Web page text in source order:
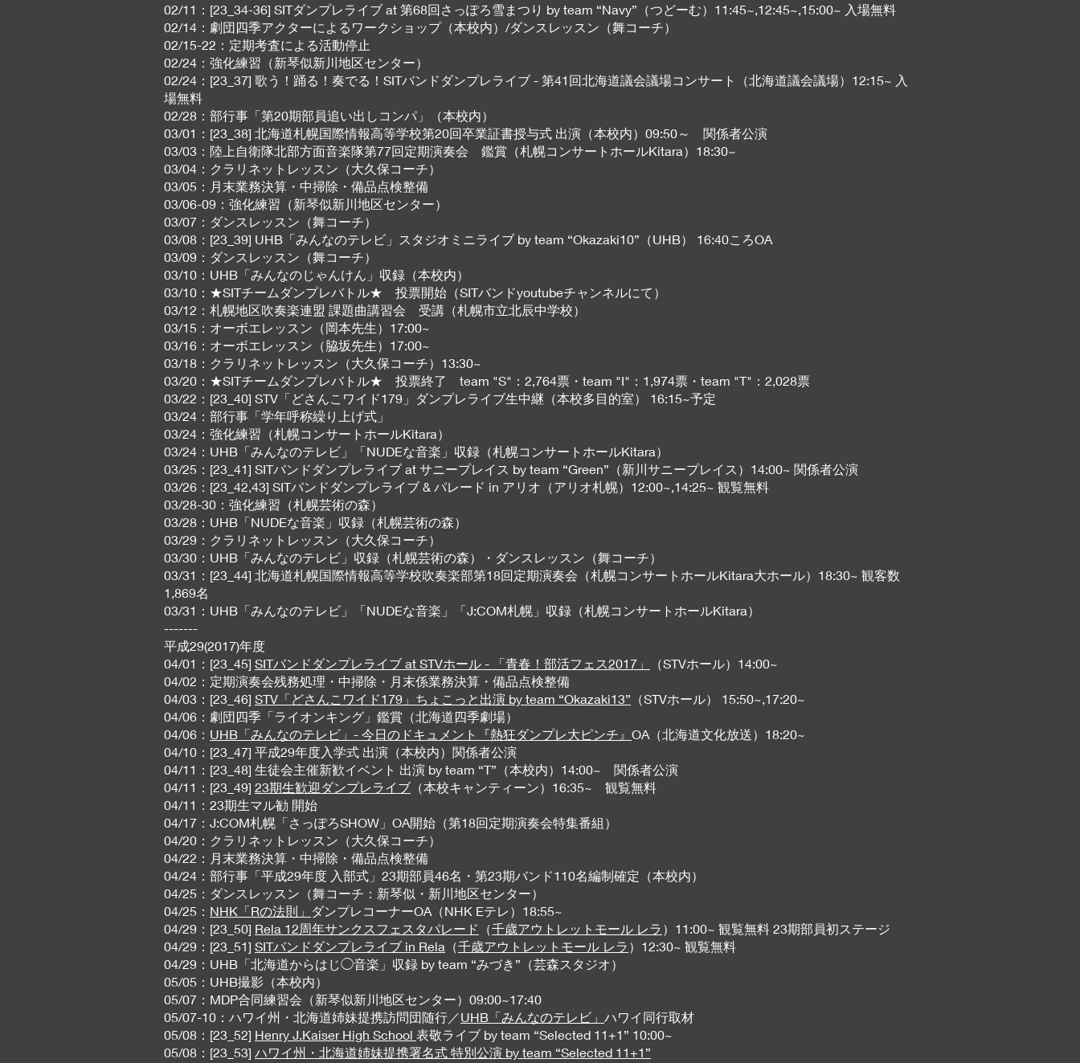
02/11：[23_34-36] SITダンプレライブ at 第68回さっぽろ雪まつり by team “Navy”（つどーむ）11:45~,12:45~,15:00~ 入場無料
02/14：劇団四季アクターによるワークショップ（本校内）/ダンスレッスン（舞コーチ）
02/15-22：定期考査による活動停止
02/24：強化練習（新琴似新川地区センター）
02/24：[23_37] 歌う！踊る！奏でる！SITバンドダンプレライブ - 第41回北海道議会議場コンサート（北海道議会議場）12:15~ 入
場無料
02/28：部行事「第20期部員追い出しコンパ」（本校内）
03/01：[23_38] 北海道札幌国際情報高等学校第20回卒業証書授与式 出演（本校内）09:50～ 関係者公演
03/03：陸上自衛隊北部方面音楽隊第77回定期演奏会 鑑賞（札幌コンサートホールKitara）18:30~
03/04：クラリネットレッスン（大久保コーチ）
03/05：月末業務決算・中掃除・備品点検整備
03/06-09：強化練習（新琴似新川地区センター）
03/07：ダンスレッスン（舞コーチ）
03/08：[23_39] UHB「みんなのテレビ」スタジオミニライブ by team “Okazaki10”（UHB） 16:40ころOA
03/09：ダンスレッスン（舞コーチ）
03/10：UHB「みんなのじゃんけん」収録（本校内）
03/10：★SITチームダンプレバトル★ 投票開始（SITバンドyoutubeチャンネルにて）
03/12：札幌地区吹奏楽連盟 課題曲講習会 受講（札幌市立北辰中学校）
03/15：オーボエレッスン（岡本先生）17:00~
03/16：オーボエレッスン（脇坂先生）17:00~
03/18：クラリネットレッスン（大久保コーチ）13:30~
03/20：★SITチームダンプレバトル★ 投票終了 team "S"：2,764票・team "I"：1,974票・team "T"：2,028票
03/22：[23_40] STV「どさんこワイド179」ダンプレライブ生中継（本校多目的室） 16:15~予定
03/24：部行事「学年呼称繰り上げ式」
03/24：強化練習（札幌コンサートホールKitara）
03/24：UHB「みんなのテレビ」「NUDEな音楽」収録（札幌コンサートホールKitara）
03/25：[23_41] SITバンドダンプレライブ at サニープレイス by team “Green”（新川サニープレイス）14:00~ 関係者公演
03/26：[23_42,43] SITバンドダンプレライブ & パレード in アリオ（アリオ札幌）12:00~,14:25~ 観覧無料
03/28-30：強化練習（札幌芸術の森）
03/28：UHB「NUDEな音楽」収録（札幌芸術の森）
03/29：クラリネットレッスン（大久保コーチ）
03/30：UHB「みんなのテレビ」収録（札幌芸術の森）・ダンスレッスン（舞コーチ）
03/31：[23_44] 北海道札幌国際情報高等学校吹奏楽部第18回定期演奏会（札幌コンサートホールKitara大ホール）18:30~ 観客数
1,869名
03/31：UHB「みんなのテレビ」「NUDEな音楽」「J:COM札幌」収録（札幌コンサートホールKitara）
-------
平成29(2017)年度
04/01：[23_45] SITバンドダンプレライブ at STVホール - 「青春！部活フェス2017」
（STVホール）14:00~
04/02：定期演奏会残務処理・中掃除・月末係業務決算・備品点検整備
04/03：[23_46] STV「どさんこワイド179」ちょこっと出演 by team “Okazaki13” （STVホール） 15:50~,17:20~
04/06：劇団四季「ライオンキング」鑑賞（北海道四季劇場）
04/06： UHB「みんなのテレビ」- 今日のドキュメント『熱狂ダンプレ大ピンチ』 OA（北海道文化放送）18:20~
04/10：[23_47] 平成29年度入学式 出演（本校内）関係者公演
04/11：[23_48] 生徒会主催新歓イベント 出演 by team “T”（本校内）14:00~ 関係者公演
04/11：[23_49] 23期生歓迎ダンプレライブ （本校キャンティーン）16:35~ 観覧無料
04/11：23期生マル勧 開始
04/17：J:COM札幌「さっぽろSHOW」OA開始（第18回定期演奏会特集番組）
04/20：クラリネットレッスン（大久保コーチ）
04/22：月末業務決算・中掃除・備品点検整備
04/24：部行事「平成29年度 入部式」23期部員46名・第23期バンド110名編制確定（本校内）
04/25：ダンスレッスン（舞コーチ：新琴似・新川地区センター）
04/25： NHK「Rの法則」 ダンプレコーナーOA（NHK Eテレ）18:55~
04/29：[23_50] Rela 12周年サンクスフェスタパレード （千歳アウトレットモール レラ ）11:00~ 観覧無料 23期部員初ステージ
04/29：[23_51] SITバンドダンプレライブ in Rela （千歳アウトレットモール レラ ）12:30~ 観覧無料
04/29：UHB「北海道からはじ◯音楽」収録 by team “みづき”（芸森スタジオ）
05/05：UHB撮影（本校内）
05/07：MDP合同練習会（新琴似新川地区センター）09:00~17:40
05/07-10：ハワイ州・北海道姉妹提携訪問団随行／UHB「みんなのテレビ」 ハワイ同行取材
05/08：[23_52] Henry J.Kaiser High School 表敬ライブ by team “Selected 11+1” 10:00~
05/08：[23_53] ハワイ州・北海道姉妹提携署名式 特別公演 by team “Selected 11+1”